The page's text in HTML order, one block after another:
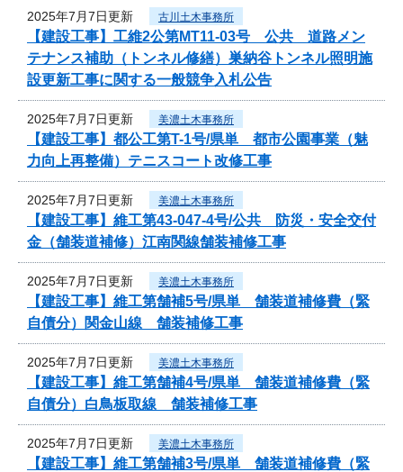
2025年7月7日更新 古川土木事務所
【建設工事】工維2公第MT11-03号 公共 道路メン
テナンス補助（トンネル修繕）巣納谷トンネル照明施
設更新工事に関する一般競争入札公告
2025年7月7日更新 美濃土木事務所
【建設工事】都公工第T-1号/県単 都市公園事業（魅
力向上再整備）テニスコート改修工事
2025年7月7日更新 美濃土木事務所
【建設工事】維工第43-047-4号/公共 防災・安全交付
金（舗装道補修）江南関線舗装補修工事
2025年7月7日更新 美濃土木事務所
【建設工事】維工第舗補5号/県単 舗装道補修費（緊
自債分）関金山線 舗装補修工事
2025年7月7日更新 美濃土木事務所
【建設工事】維工第舗補4号/県単 舗装道補修費（緊
自債分）白鳥板取線 舗装補修工事
2025年7月7日更新 美濃土木事務所
【建設工事】維工第舗補3号/県単 舗装道補修費（緊